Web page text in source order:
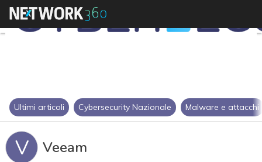
Ultimi articoli Cybersecurity Nazionale Malware e attacchi
V Veeam